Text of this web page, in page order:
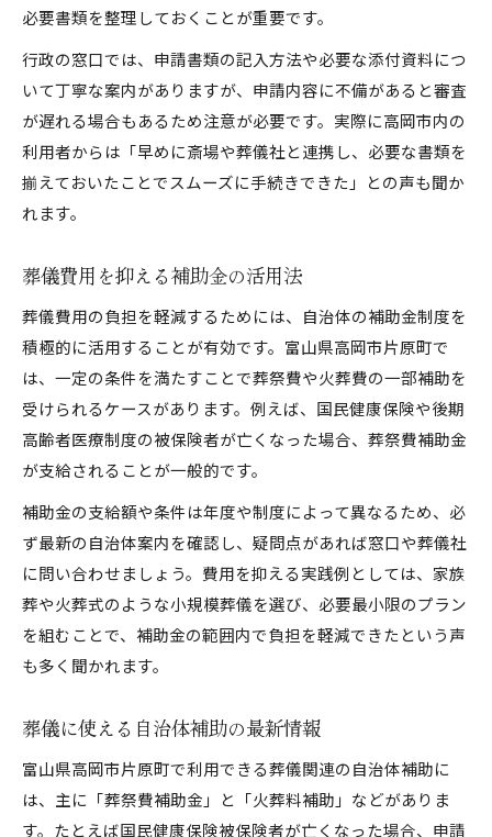
葬儀費用軽減のための補助金チェック
申請漏れを防ぐ葬儀補助のポイント
葬儀の費用負担を抑える実践的対策
香典相場と地域マナー徹底チェック
葬儀に必要な香典相場を徹底解説
地域別の葬儀マナーと香典の特徴
家族葬や火葬式の費用比較と注意点
家族葬と火葬式の葬儀費用を比較
家族葬を選ぶ際の費用注意ポイント
火葬式の葬儀費用を抑える具体策
葬儀形式ごとの費用と負担を整理
葬儀費用の内訳と節約ポイント紹介
安心して葬儀準備を進めるための実践法
安心のための葬儀準備チェックリスト
失敗しない葬儀手配の進め方ガイド
葬儀費用の見通しを立てる実践法
葬儀準備で役立つサポート活用術
葬儀費用と補助を考慮した準備方法
必要書類を整理しておくことが重要です。
行政の窓口では、申請書類の記入方法や必要な添付資料につ
いて丁寧な案内がありますが、申請内容に不備があると審査
が遅れる場合もあるため注意が必要です。実際に高岡市内の
利用者からは「早めに斎場や葬儀社と連携し、必要な書類を
揃えておいたことでスムーズに手続きできた」との声も聞か
れます。
葬儀費用を抑える補助金の活用法
葬儀費用の負担を軽減するためには、自治体の補助金制度を
積極的に活用することが有効です。富山県高岡市片原町で
は、一定の条件を満たすことで葬祭費や火葬費の一部補助を
受けられるケースがあります。例えば、国民健康保険や後期
高齢者医療制度の被保険者が亡くなった場合、葬祭費補助金
が支給されることが一般的です。
補助金の支給額や条件は年度や制度によって異なるため、必
ず最新の自治体案内を確認し、疑問点があれば窓口や葬儀社
に問い合わせましょう。費用を抑える実践例としては、家族
葬や火葬式のような小規模葬儀を選び、必要最小限のプラン
を組むことで、補助金の範囲内で負担を軽減できたという声
も多く聞かれます。
葬儀に使える自治体補助の最新情報
富山県高岡市片原町で利用できる葬儀関連の自治体補助に
は、主に「葬祭費補助金」と「火葬料補助」などがありま
す。たとえば国民健康保険被保険者が亡くなった場合、申請